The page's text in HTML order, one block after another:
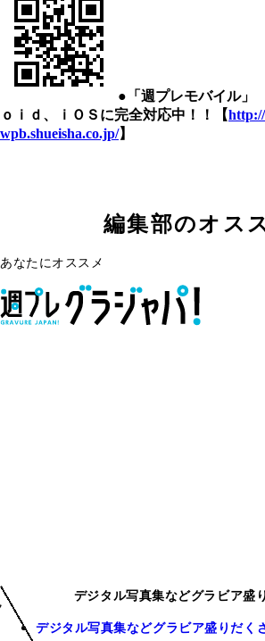
●「週プレモバイル」
ｏｉｄ、ｉＯＳに完全対応中！！【
wpb.shueisha.co.jp/】
編集部のオス
あなたにオススメ
デジタル写真集などグラビア盛
デジタル写真集などグラビア盛りだく